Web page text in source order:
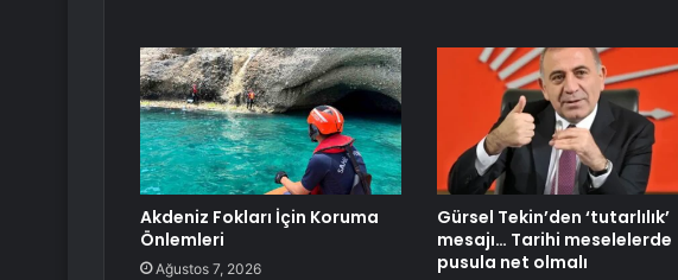
Akdeniz Fokları İçin Koruma
Önlemleri
Ağustos 7, 2026
Gürsel Tekin’den ‘tutarlılık’
mesajı… Tarihi meselelerde
pusula net olmalı